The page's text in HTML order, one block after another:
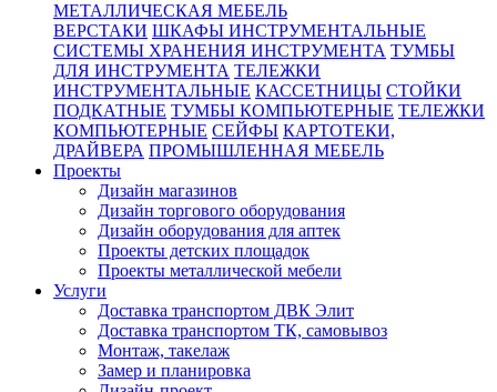
МЕТАЛЛИЧЕСКАЯ МЕБЕЛЬ
ВЕРСТАКИ ШКАФЫ ИНСТРУМЕНТАЛЬНЫЕ
СИСТЕМЫ ХРАНЕНИЯ ИНСТРУМЕНТА ТУМБЫ
ДЛЯ ИНСТРУМЕНТА ТЕЛЕЖКИ
ИНСТРУМЕНТАЛЬНЫЕ КАССЕТНИЦЫ СТОЙКИ
ПОДКАТНЫЕ ТУМБЫ КОМПЬЮТЕРНЫЕ ТЕЛЕЖКИ
КОМПЬЮТЕРНЫЕ СЕЙФЫ КАРТОТЕКИ,
ДРАЙВЕРА ПРОМЫШЛЕННАЯ МЕБЕЛЬ
Проекты
Дизайн магазинов
Дизайн торгового оборудования
Дизайн оборудования для аптек
Проекты детских площадок
Проекты металлической мебели
Услуги
Доставка транспортом ДВК Элит
Доставка транспортом ТК, самовывоз
Монтаж, такелаж
Замер и планировка